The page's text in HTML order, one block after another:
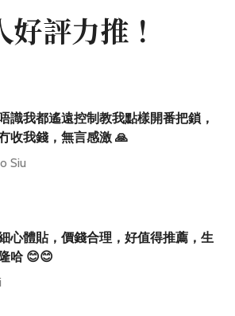
好評力推！
識我都遙遠控制教我點樣開番把鎖，
收我錢，無言感激 🙏
Siu
心體貼，價錢合理，好值得推薦，生
哈 😊😊